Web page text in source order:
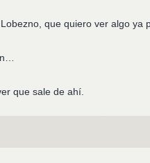
que quiero ver algo ya
que sale de ahí.